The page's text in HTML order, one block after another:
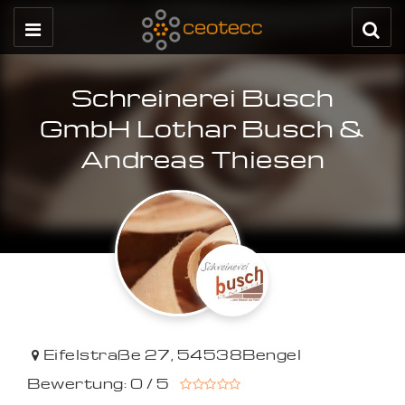
Schreinerei Busch
GmbH Lothar Busch &
Andreas Thiesen
Eifelstraße 27, 54538Bengel
Bewertung: 0 / 5